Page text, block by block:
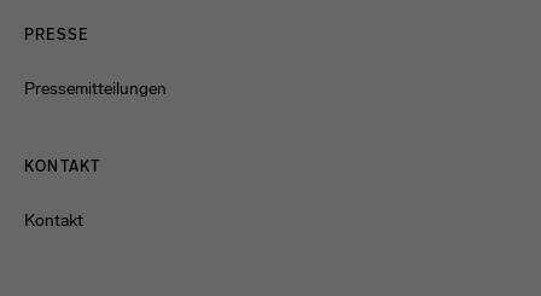
PRESSE
Pressemitteilungen
KONTAKT
Kontakt